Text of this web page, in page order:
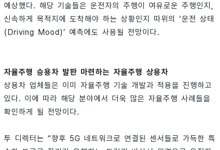
예상했다. 해당 기술들은 운전자의 주행이 여유로운 주행인지,
신속하게 목적지에 도착해야 하는 상황인지 따위의 ‘운전 상태
(Driving Mood)’ 예측에도 사용될 전망이다.
자율주행 승용차 발판 마련하는 자율주행 상용차
상용차 업체들은 이미 자율주행 기술 개발과 적용을 진행하고
있다. 이에 따라 해당 분야에서 더욱 많은 자율주행 사례들을
확인하게 될 전망이다.
투 디렉터는 “향후 5G 네트워크로 연결된 센서들로 가득한 특